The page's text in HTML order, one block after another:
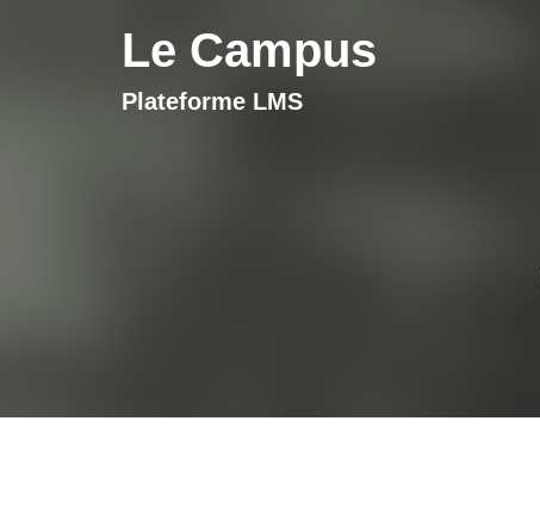
Le Campus
Plateforme LMS